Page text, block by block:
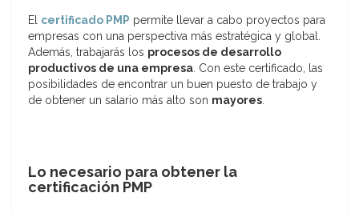
El certificado PMP permite llevar a cabo proyectos para
empresas con una perspectiva más estratégica y global.
Además, trabajarás los procesos de desarrollo
productivos de una empresa. Con este certificado, las
posibilidades de encontrar un buen puesto de trabajo y
de obtener un salario más alto son mayores.
Lo necesario para obtener la
certificación PMP